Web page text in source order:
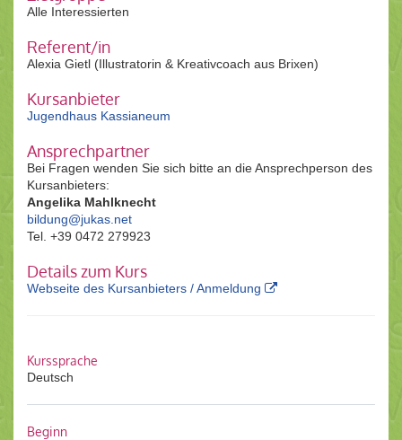
Alle Interessierten
Referent/in
Alexia Gietl (Illustratorin & Kreativcoach aus Brixen)
Kursanbieter
Jugendhaus Kassianeum
Ansprechpartner
Bei Fragen wenden Sie sich bitte an die Ansprechperson des
Kursanbieters:
Angelika Mahlknecht
bildung@jukas.net
Tel. +39 0472 279923
Details zum Kurs
Webseite des Kursanbieters / Anmeldung
Kurssprache
Deutsch
Beginn